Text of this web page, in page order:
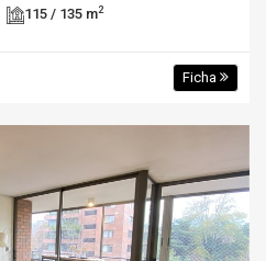
115 / 135 m2
Ficha